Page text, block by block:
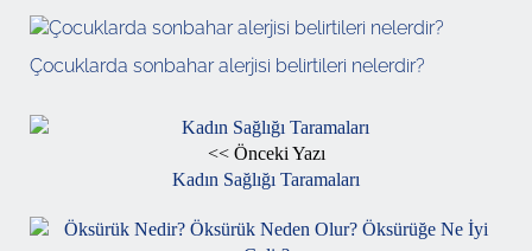
Çocuklarda sonbahar alerjisi belirtileri nelerdir?
<< Önceki Yazı
Kadın Sağlığı Taramaları